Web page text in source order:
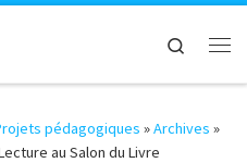
Search
pédagogiques »Archives »
au Salon du Livre